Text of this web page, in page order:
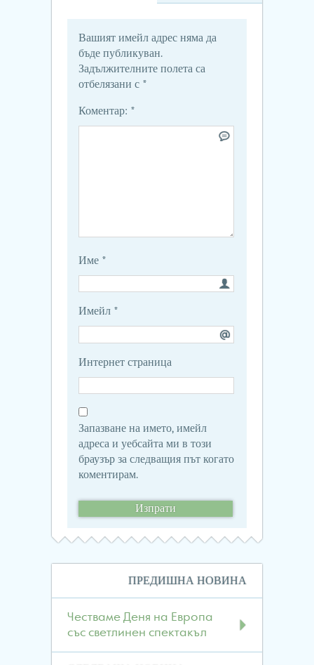
Вашият имейл адрес няма да
бъде публикуван.
Задължителните полета са
отбелязани с *
Коментар: *
Име *
Имейл *
Интернет страница
Запазване на името, имейл
адреса и уебсайта ми в този
браузър за следващия път когато
коментирам.
Навигация
в
публикациите
ПРЕДИШНА НОВИНА
Честваме Деня на Европа
със светлинен спектакъл